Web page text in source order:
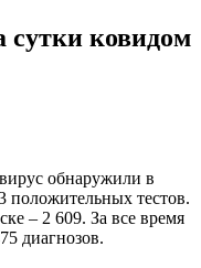
сутки ковидом
обнаружили в
положительных тестов.
– 2 609. За все время
диагнозов.